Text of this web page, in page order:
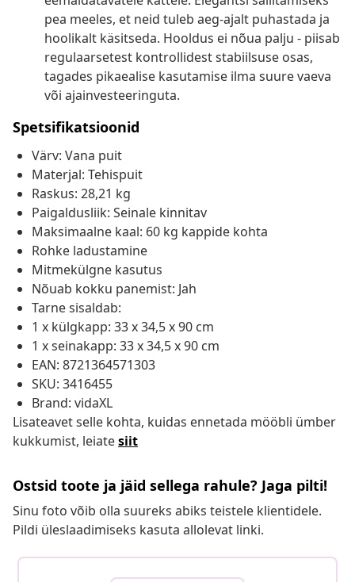
pea meeles, et neid tuleb aeg-ajalt puhastada ja
hoolikalt käsitseda. Hooldus ei nõua palju - piisab
regulaarsetest kontrollidest stabiilsuse osas,
tagades pikaealise kasutamise ilma suure vaeva
või ajainvesteeringuta.
Spetsifikatsioonid
Värv: Vana puit
Materjal: Tehispuit
Raskus: 28,21 kg
Paigaldusliik: Seinale kinnitav
Maksimaalne kaal: 60 kg kappide kohta
Rohke ladustamine
Mitmekülgne kasutus
Nõuab kokku panemist: Jah
Tarne sisaldab:
1 x külgkapp: 33 x 34,5 x 90 cm
1 x seinakapp: 33 x 34,5 x 90 cm
EAN: 8721364571303
SKU: 3416455
Brand: vidaXL
Lisateavet selle kohta, kuidas ennetada mööbli ümber
kukkumist, leiatesiit
Ostsid toote ja jäid sellega rahule? Jaga pilti!
Sinu foto võib olla suureks abiks teistele klientidele.
Pildi üleslaadimiseks kasuta allolevat linki.